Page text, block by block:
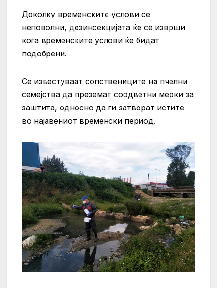
Доколку временските услови се
неповолни, дезинсекцијата ќе се изврши
кога временските услови ќе бидат
подобрени.
Се известуваат сопствениците на пчелни
семејства да преземат соодветни мерки за
заштита, односно да ги затворат истите
во најавениот временски период.